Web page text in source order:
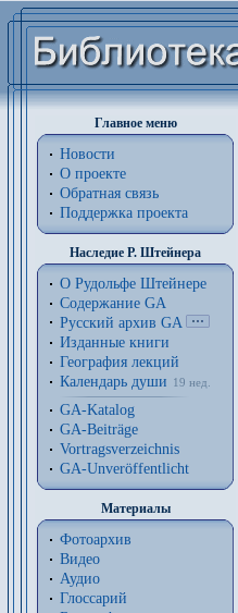
Главное меню
Новости
О проекте
Обратная связь
Поддержка проекта
Наследие Р. Штейнера
О Рудольфе Штейнере
Содержание GA
Русский архив GA
Изданные книги
География лекций
Календарь души
19 нед.
GA-Katalog
GA-Beiträge
Vortragsverzeichnis
GA-Unveröffentlicht
Материалы
Фотоархив
Видео
Аудио
Глоссарий